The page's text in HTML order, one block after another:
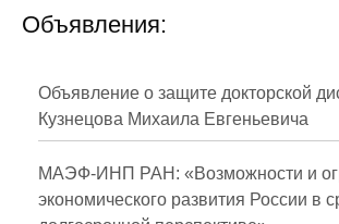
Объявления:
Объявление о защите докторской
Кузнецова Михаила Евгеньевича
МАЭФ-ИНП РАН: «Возможности и
экономического развития России в